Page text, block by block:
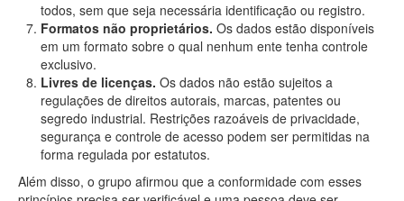
todos, sem que seja necessária identificação ou registro.
Formatos não proprietários. Os dados estão disponíveis
em um formato sobre o qual nenhum ente tenha controle
exclusivo.
Livres de licenças. Os dados não estão sujeitos a
regulações de direitos autorais, marcas, patentes ou
segredo industrial. Restrições razoáveis de privacidade,
segurança e controle de acesso podem ser permitidas na
forma regulada por estatutos.
Além disso, o grupo afirmou que a conformidade com esses